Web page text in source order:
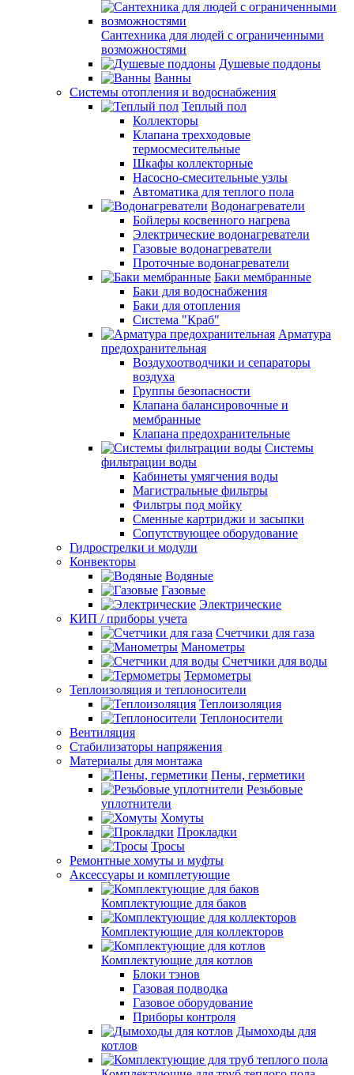
Сантехника для людей с ограниченными
возможностями
Душевые поддоны
Ванны
Системы отопления и водоснабжения
Теплый пол
Коллекторы
Клапана трехходовые
термосмесительные
Шкафы коллекторные
Насосно-смесительные узлы
Автоматика для теплого пола
Водонагреватели
Бойлеры косвенного нагрева
Электрические водонагреватели
Газовые водонагреватели
Проточные водонагреватели
Баки мембранные
Баки для водоснабжения
Баки для отопления
Система "Краб"
Арматура
предохранительная
Воздухоотводчики и сепараторы
воздуха
Группы безопасности
Клапана балансировочные и
мембранные
Клапана предохранительные
Системы
фильтрации воды
Кабинеты умягчения воды
Магистральные фильтры
Фильтры под мойку
Сменные картриджи и засыпки
Сопутствующее оборудование
Гидрострелки и модули
Конвекторы
Водяные
Газовые
Электрические
КИП / приборы учета
Счетчики для газа
Манометры
Счетчики для воды
Термометры
Теплоизоляция и теплоносители
Теплоизоляция
Теплоносители
Вентиляция
Стабилизаторы напряжения
Материалы для монтажа
Пены, герметики
Резьбовые
уплотнители
Хомуты
Прокладки
Тросы
Ремонтные хомуты и муфты
Аксессуары и комплетующие
Комплектующие для баков
Комплектующие для коллекторов
Комплектующие для котлов
Блоки тэнов
Газовая подводка
Газовое оборудование
Приборы контроля
Дымоходы для
котлов